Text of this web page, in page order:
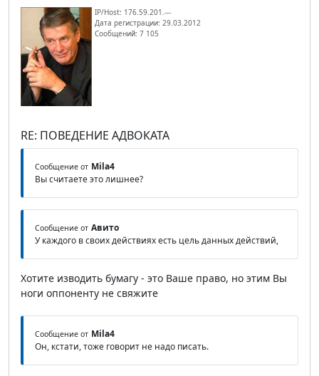
IP/Host: 176.59.201.---
Дата регистрации: 29.03.2012
Сообщений: 7 105
RE: ПОВЕДЕНИЕ АДВОКАТА
Сообщение от Mila4
Вы считаете это лишнее?
Сообщение от Авито
У каждого в своих действиях есть цель данных действий,
Хотите изводить бумагу - это Ваше право, но этим Вы
ноги оппоненту не свяжите
Сообщение от Mila4
Он, кстати, тоже говорит не надо писать.